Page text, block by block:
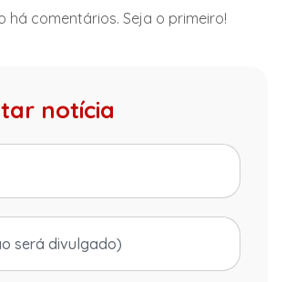
há comentários. Seja o primeiro!
notícia